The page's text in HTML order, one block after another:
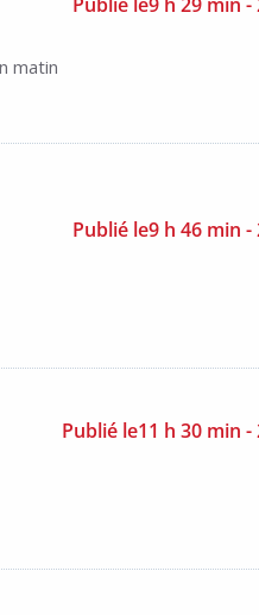
matin
Publié le9 h 46 min -
Publié le11 h 30 min -